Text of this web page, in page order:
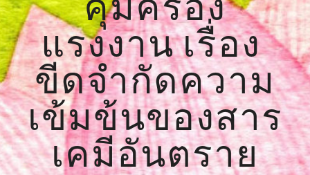
แรงงาน เรื่อง
ขีดจำกัดความ
เข้มข้นของสาร
เคมีอันตราย